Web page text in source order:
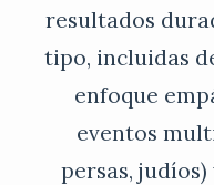
resultados
tipo, incluidas
enfoque
eventos
persas,